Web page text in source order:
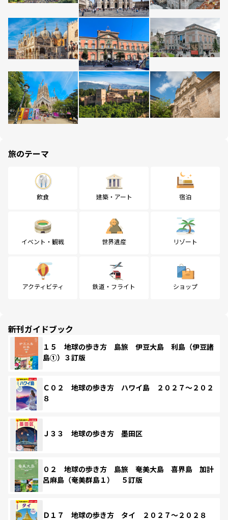
旅のテーマ
飲食 建築・アート 宿泊
イベント・観戦 世界遺産 リゾート
アクティビティ 鉄道・フライト ショップ
新刊ガイドブック
１５ 地球の歩き方 島旅 伊豆大島 利島（伊豆諸
島①）３訂版
Ｃ０２ 地球の歩き方 ハワイ島 ２０２７～２０２
８
Ｊ３３ 地球の歩き方 墨田区
０２ 地球の歩き方 島旅 奄美大島 喜界島 加計
呂麻島（奄美群島１） ５訂版
Ｄ１７ 地球の歩き方 タイ ２０２７～２０２８